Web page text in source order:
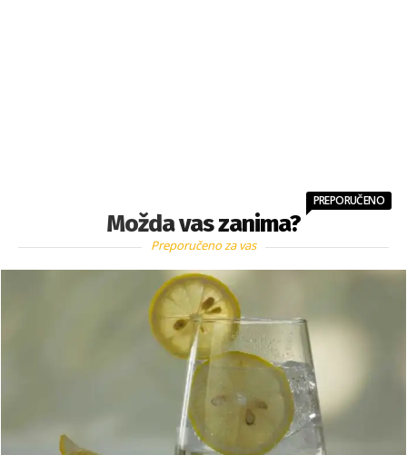
Možda vas zanima?
PREPORUČENO
Preporučeno za vas